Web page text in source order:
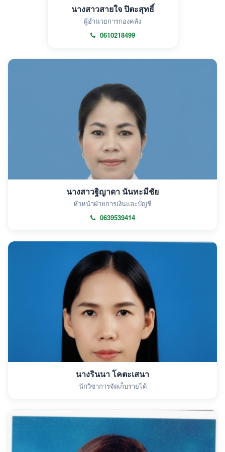
นางสาวสายใจ ปิตะสุทธิ์
ผู้อำนวยการกองคลัง
0610218499
นางสาวฐิญาดา นันทะมีชัย
หัวหน้าฝ่ายการเงินและบัญชี
0639539414
นางรินนา โคตะเสนา
นักวิชาการจัดเก็บรายได้